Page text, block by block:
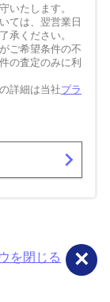
いたします。
ては、翌営業日
承ください。
ご希望条件の不
の査定のみに利
詳細は当社プラ
navigate_next